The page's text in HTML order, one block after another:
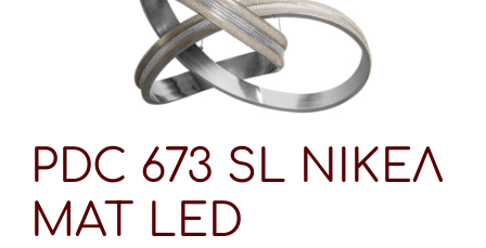
PDC 673 SL ΝΙΚΕΛ
ΜΑΤ LED